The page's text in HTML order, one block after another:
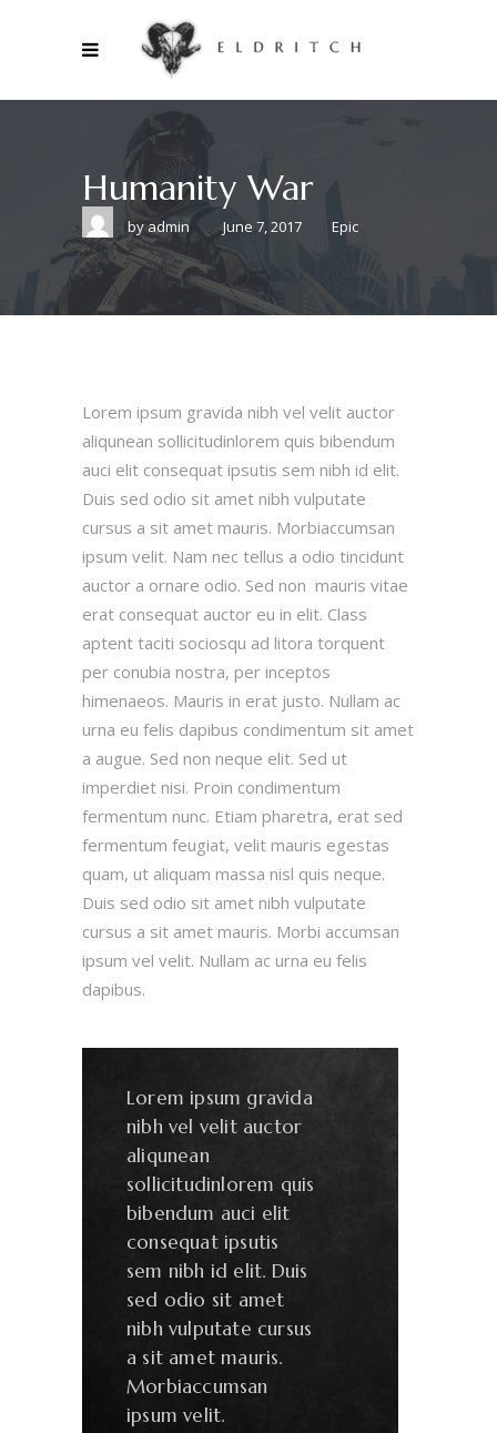
Humanity War
byadmin June 7, 2017 Epic
Lorem ipsum gravida nibh vel velit auctor
aliqunean sollicitudinlorem quis bibendum
auci elit consequat ipsutis sem nibh id elit.
Duis sed odio sit amet nibh vulputate
cursus a sit amet mauris. Morbiaccumsan
ipsum velit. Nam nec tellus a odio tincidunt
auctor a ornare odio. Sed non mauris vitae
erat consequat auctor eu in elit. Class
aptent taciti sociosqu ad litora torquent
per conubia nostra, per inceptos
himenaeos. Mauris in erat justo. Nullam ac
urna eu felis dapibus condimentum sit amet
a augue. Sed non neque elit. Sed ut
imperdiet nisi. Proin condimentum
fermentum nunc. Etiam pharetra, erat sed
fermentum feugiat, velit mauris egestas
quam, ut aliquam massa nisl quis neque.
Duis sed odio sit amet nibh vulputate
cursus a sit amet mauris. Morbi accumsan
ipsum vel velit. Nullam ac urna eu felis
dapibus.
Lorem ipsum gravida
nibh vel velit auctor
aliqunean
sollicitudinlorem quis
bibendum auci elit
consequat ipsutis
sem nibh id elit. Duis
sed odio sit amet
nibh vulputate cursus
a sit amet mauris.
Morbiaccumsan
ipsum velit.